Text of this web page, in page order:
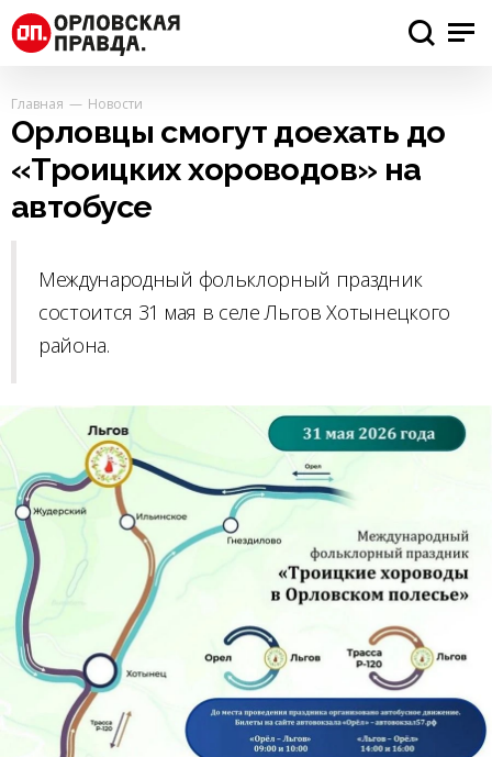
Главная Новости
Орловцы смогут доехать до
«Троицких хороводов» на
автобусе
Международный фольклорный праздник
состоится 31 мая в селе Льгов Хотынецкого
района.